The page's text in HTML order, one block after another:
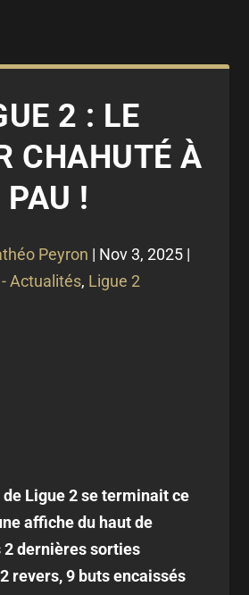
2 : LE
CHAHUTÉ À
PAU !
Peyron | Nov 3, 2025 |
- Actualités, Ligue 2
de Ligue 2 se terminait ce
affiche du haut de
2 dernières sorties
revers, 9 buts encaissés